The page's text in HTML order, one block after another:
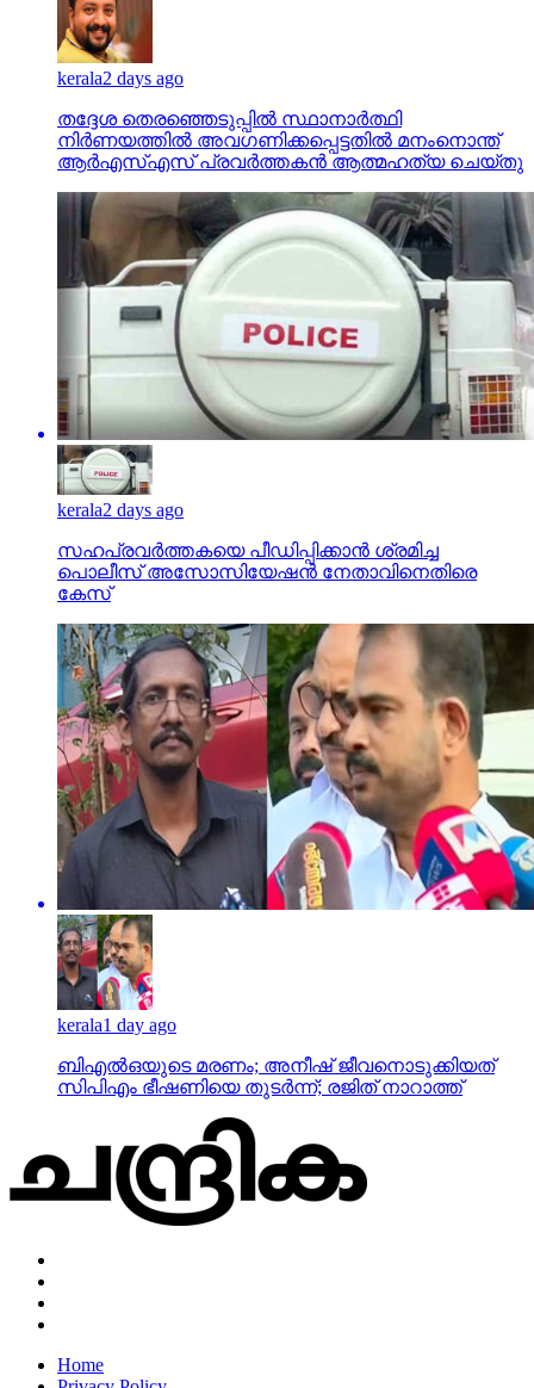
kerala2 days ago
തദ്ദേശ തെരഞ്ഞെടുപ്പില്‍ സ്ഥാനാര്‍ത്ഥി
നിര്‍ണയത്തില്‍ അവഗണിക്കപ്പെട്ടതില്‍ മനംനൊന്ത്
ആര്‍എസ്എസ് പ്രവര്‍ത്തകന്‍ ആത്മഹത്യ ചെയ്തു
kerala2 days ago
സഹപ്രവര്‍ത്തകയെ പീഡിപ്പിക്കാന്‍ ശ്രമിച്ച
പൊലീസ് അസോസിയേഷന്‍ നേതാവിനെതിരെ
കേസ്
kerala1 day ago
ബിഎല്‍ഒയുടെ മരണം; അനീഷ് ജീവനൊടുക്കിയത്
സിപിഎം ഭീഷണിയെ തുടര്‍ന്ന്; രജിത് നാറാത്ത്
Home